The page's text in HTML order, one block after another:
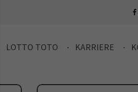
LOTTO TOTO KARRIERE